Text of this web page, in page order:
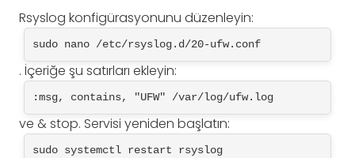
Rsyslog konfigürasyonunu düzenleyin:
sudo nano /etc/rsyslog.d/20-ufw.conf
. İçeriğe şu satırları ekleyin:
:msg, contains, "UFW" /var/log/ufw.log
ve & stop. Servisi yeniden başlatın:
sudo systemctl restart rsyslog